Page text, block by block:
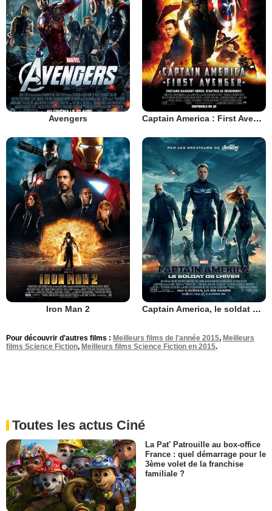
Avengers Captain America : First Avenger
Iron Man 2 Captain America, le soldat de l'hiver
Pour découvrir d'autres films : Meilleurs films de l'année 2015, Meilleurs
films Science Fiction, Meilleurs films Science Fiction en 2015.
Toutes les actus Ciné
La Pat' Patrouille au box-office
France : quel démarrage pour le
3ème volet de la franchise
familiale ?